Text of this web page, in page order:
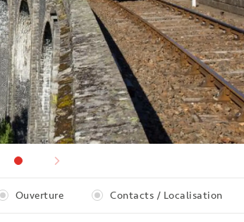
Ouverture Contacts / Localisation